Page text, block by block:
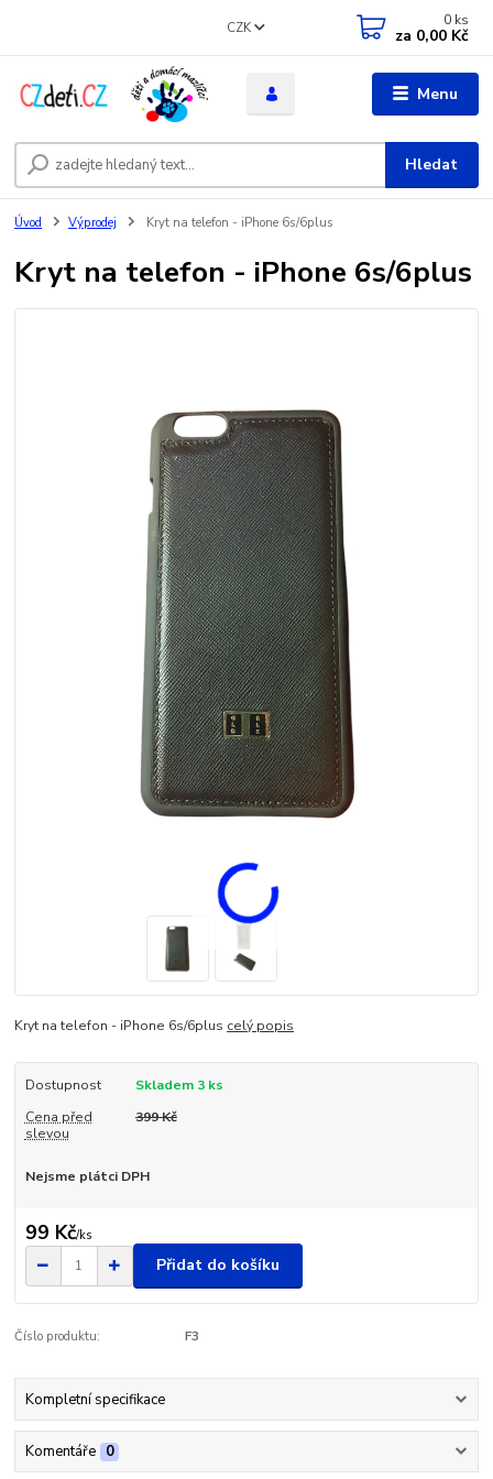
Menu
CZK
Hledat
0 ks
za 0,00 Kč
Úvod Výprodej Kryt na telefon - iPhone 6s/6plus
Kryt na telefon - iPhone 6s/6plus
Kryt na telefon - iPhone 6s/6plus celý popis
Dostupnost
Skladem 3 ks
Cena před
slevou
399 Kč
Nejsme plátci DPH
99 Kč/ks
Přidat do košíku
Číslo produktu: F3
Kompletní specifikace
Komentáře 0